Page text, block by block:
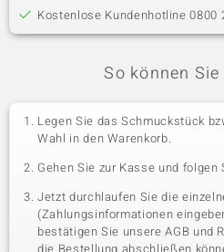
Kostenlose Kundenhotline 0800
So können
Legen Sie das Schmuckstück
Wahl in den Warenkorb.
Gehen Sie zur Kasse und
Jetzt durchlaufen Sie die
(Zahlungsinformationen
bestätigen Sie unsere AGB und